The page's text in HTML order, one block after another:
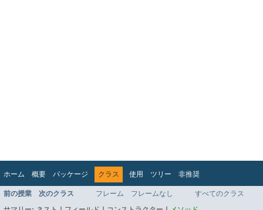
ホーム 概要 パッケージ クラス 使用 ツリー
非推奨
インデックス
ヘルプ
Jakarta EE Platform API v9.0.0
前の授業 次のクラス フレーム フレームなし
すべてのクラス